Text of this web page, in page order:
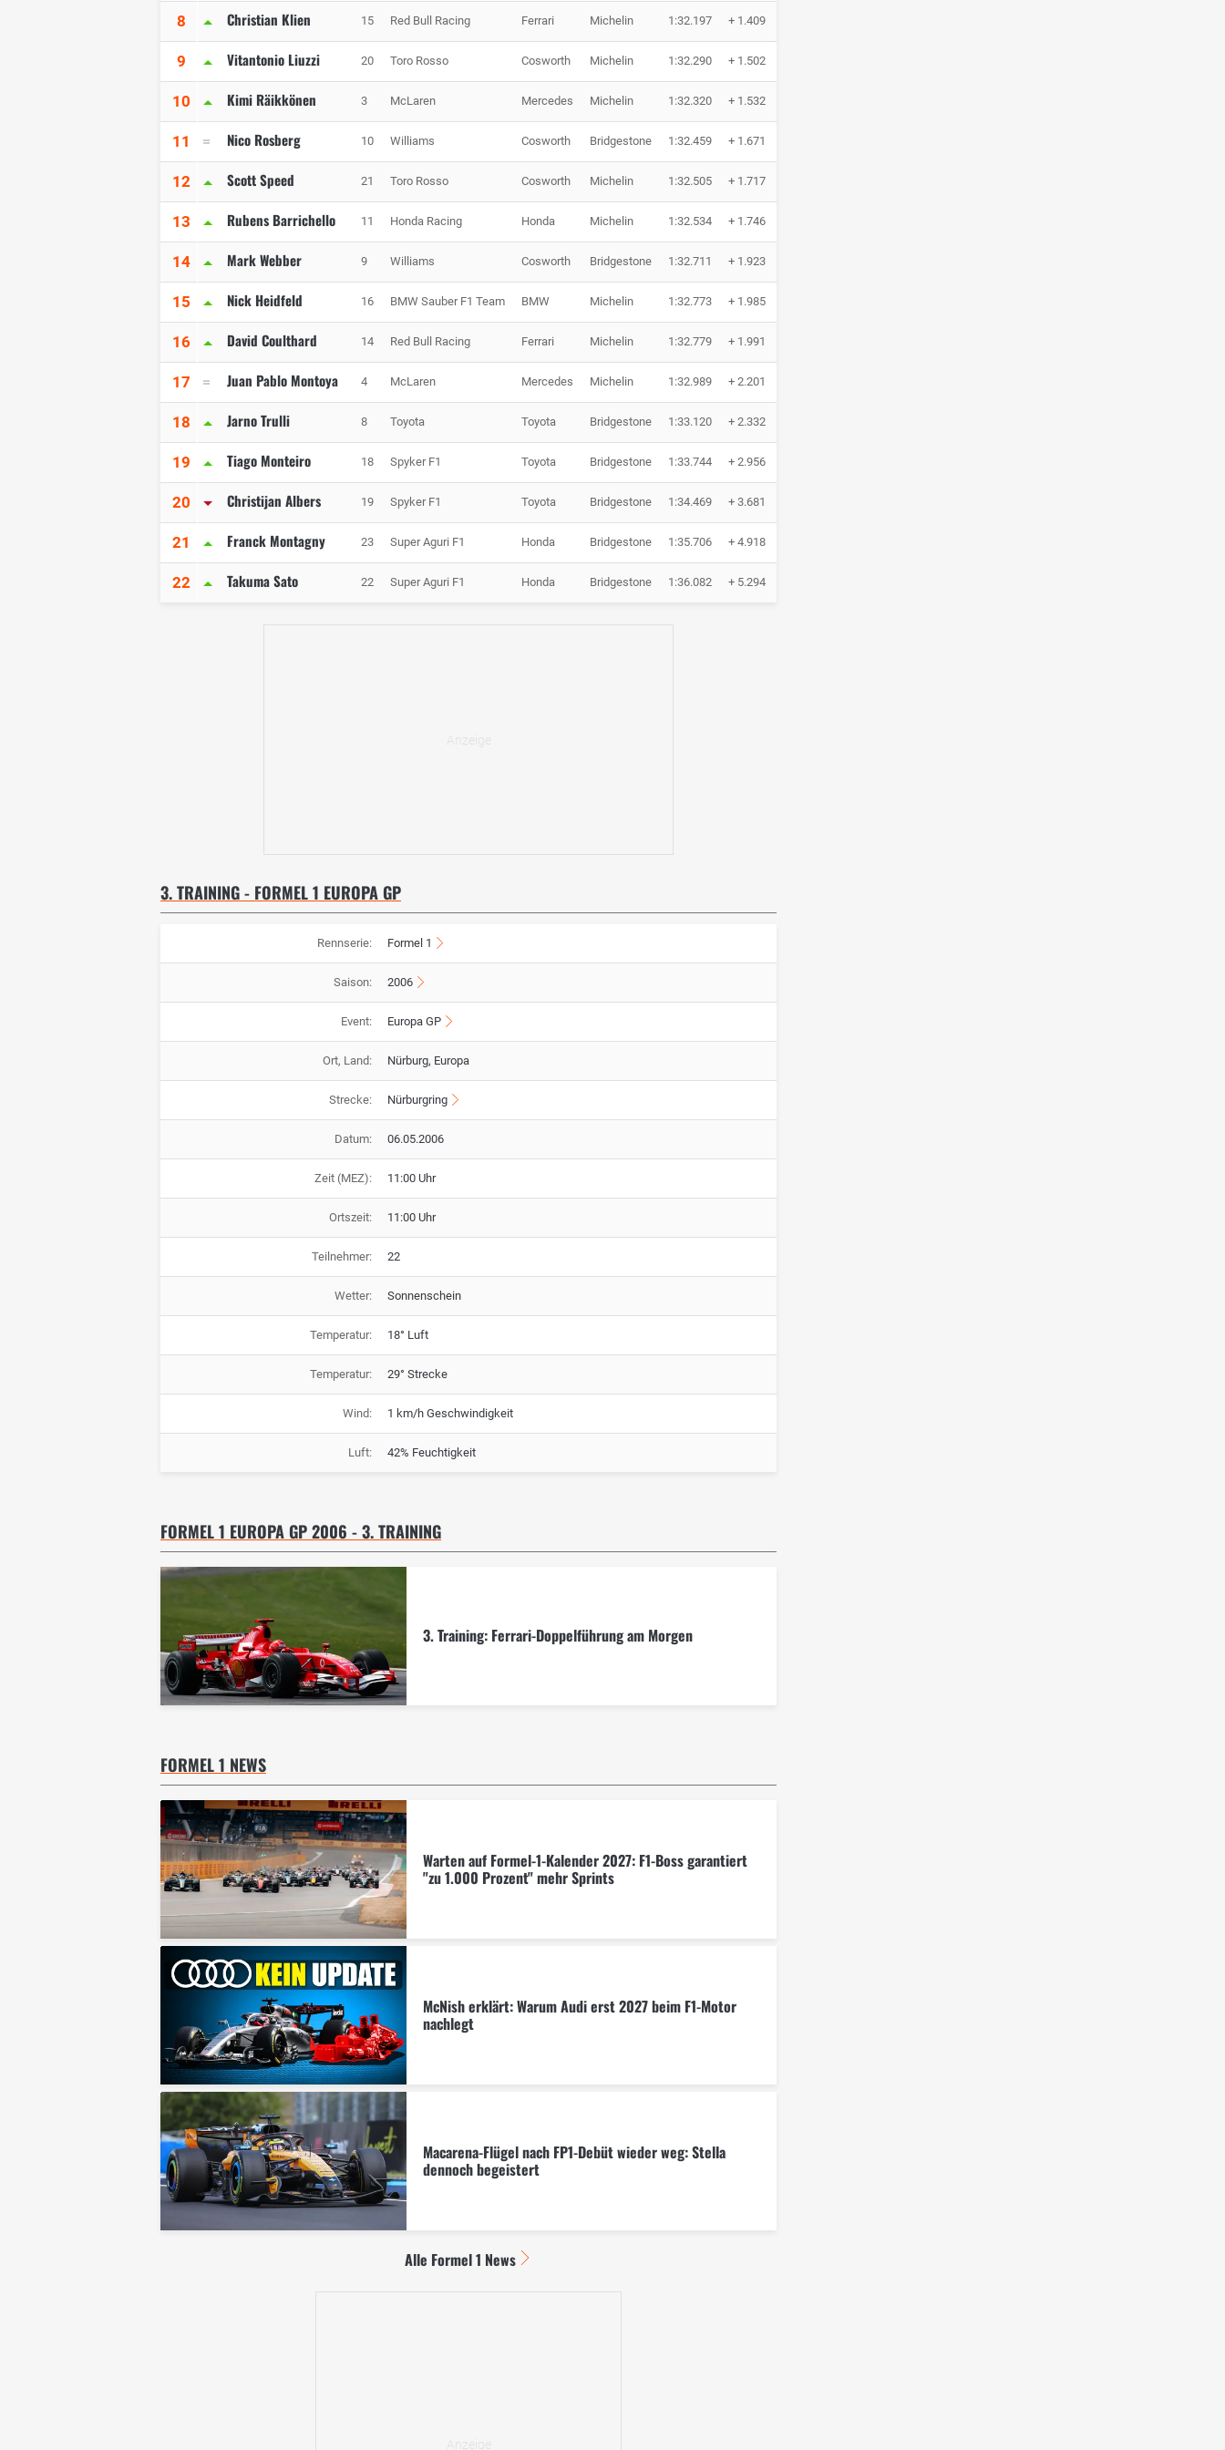
8 Christian Klien 15 Red Bull Racing Ferrari Michelin 1:32.197 + 1.409
9 Vitantonio Liuzzi 20 Toro Rosso Cosworth Michelin 1:32.290 + 1.502
10 Kimi Räikkönen 3 McLaren Mercedes Michelin 1:32.320 + 1.532
11 Nico Rosberg 10 Williams Cosworth Bridgestone 1:32.459 + 1.671
12 Scott Speed 21 Toro Rosso Cosworth Michelin 1:32.505 + 1.717
13 Rubens Barrichello 11 Honda Racing Honda Michelin 1:32.534 + 1.746
14 Mark Webber 9 Williams Cosworth Bridgestone 1:32.711 + 1.923
15 Nick Heidfeld 16 BMW Sauber F1 Team BMW Michelin 1:32.773 + 1.985
16 David Coulthard 14 Red Bull Racing Ferrari Michelin 1:32.779 + 1.991
17 Juan Pablo Montoya 4 McLaren Mercedes Michelin 1:32.989 + 2.201
18 Jarno Trulli 8 Toyota Toyota Bridgestone 1:33.120 + 2.332
19 Tiago Monteiro 18 Spyker F1 Toyota Bridgestone 1:33.744 + 2.956
20 Christijan Albers 19 Spyker F1 Toyota Bridgestone 1:34.469 + 3.681
21 Franck Montagny 23 Super Aguri F1 Honda Bridgestone 1:35.706 + 4.918
22 Takuma Sato 22 Super Aguri F1 Honda Bridgestone 1:36.082 + 5.294
3. TRAINING - FORMEL 1 EUROPA GP
Rennserie: Formel 1
Saison: 2006
Event: Europa GP
Ort, Land: Nürburg, Europa
Strecke: Nürburgring
Datum: 06.05.2006
Zeit (MEZ): 11:00 Uhr
Ortszeit: 11:00 Uhr
Teilnehmer: 22
Wetter: Sonnenschein
Temperatur: 18° Luft
Temperatur: 29° Strecke
Wind: 1 km/h Geschwindigkeit
Luft: 42% Feuchtigkeit
FORMEL 1 EUROPA GP 2006 - 3. TRAINING
3. Training: Ferrari-Doppelführung am Morgen
FORMEL 1 NEWS
Warten auf Formel-1-Kalender 2027: F1-Boss garantiert
"zu 1.000 Prozent" mehr Sprints
McNish erklärt: Warum Audi erst 2027 beim F1-Motor
nachlegt
Macarena-Flügel nach FP1-Debüt wieder weg: Stella
dennoch begeistert
Alle Formel 1 News